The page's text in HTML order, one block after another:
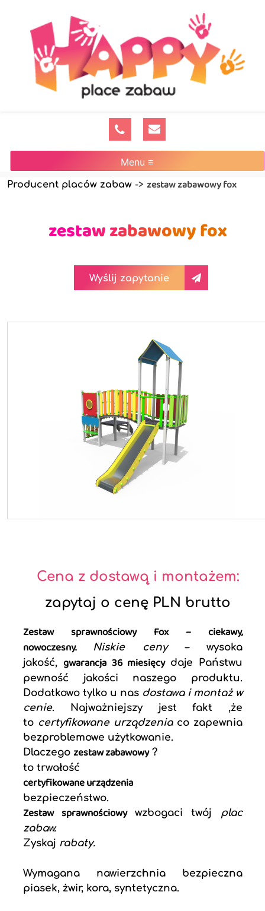
Menu ≡
Producent placów zabaw -> zestaw zabawowy fox
zestaw zabawowy fox
Wyślij zapytanie
Cena z dostawą i montażem:
zapytaj o cenę PLN brutto
Zestaw sprawnościowy Fox – ciekawy,
nowoczesny.
Niskie ceny–wysoka
jakość,gwarancja 36 miesięcy daje Państwu
pewność jakości naszego produktu.
Dodatkowo tylko u nas dostawa i montaż w
cenie. Najważniejszy jest fakt ,że
to certyfikowane urządzenia co zapewnia
bezproblemowe użytkowanie.
Dlaczego zestaw zabawowy?
to trwałość
certyfikowane urządzenia
bezpieczeństwo.
Zestaw sprawnościowy wzbogaci twój plac
zabaw.
Zyskaj rabaty.
Wymagana nawierzchnia bezpieczna
piasek, żwir, kora, syntetyczna.